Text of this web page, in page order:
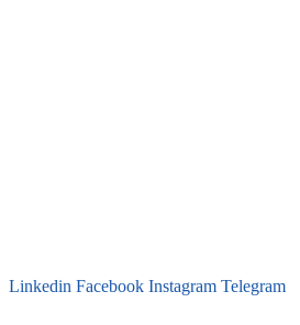
Linkedin Facebook Instagram Telegram